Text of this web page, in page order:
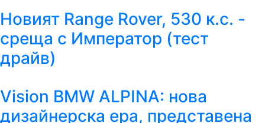
Новият Range Rover, 530 к.с. -
среща с Император (тест
драйв)
Vision BMW ALPINA: нова
дизайнерска ера, представена